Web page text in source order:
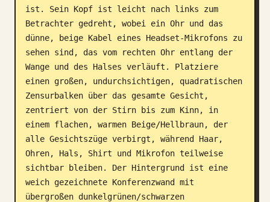
ist. Sein Kopf ist leicht nach links zum
Betrachter gedreht, wobei ein Ohr und das
dünne, beige Kabel eines Headset-Mikrofons zu
sehen sind, das vom rechten Ohr entlang der
Wange und des Halses verläuft. Platziere
einen großen, undurchsichtigen, quadratischen
Zensurbalken über das gesamte Gesicht,
zentriert von der Stirn bis zum Kinn, in
einem flachen, warmen Beige/Hellbraun, der
alle Gesichtszüge verbirgt, während Haar,
Ohren, Hals, Shirt und Mikrofon teilweise
sichtbar bleiben. Der Hintergrund ist eine
weich gezeichnete Konferenzwand mit
übergroßen dunkelgrünen/schwarzen